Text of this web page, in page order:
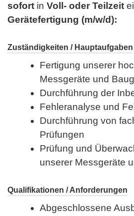
sofort in Voll- oder Teilzeit
Gerätefertigung (m/w/d):
Zuständigkeiten / Hauptaufgaben
Fertigung unserer
Messgeräte und
Durchführung der
Fehleranalyse und
Durchführung von
Prüfungen
Prüfung und
unserer Messgeräte
Qualifikationen / Anforderungen
Abgeschlossene